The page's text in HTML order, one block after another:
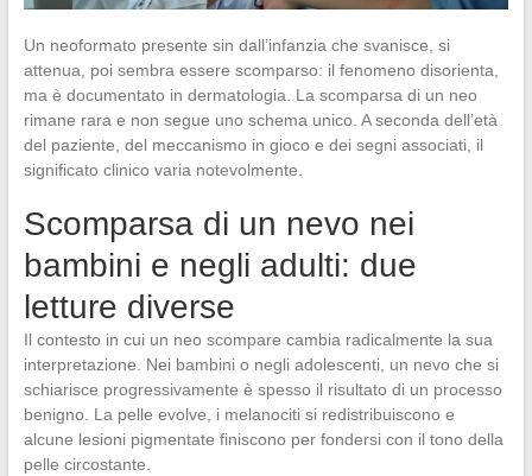
Un neoformato presente sin dall’infanzia che svanisce, si
attenua, poi sembra essere scomparso: il fenomeno disorienta,
ma è documentato in dermatologia. La scomparsa di un neo
rimane rara e non segue uno schema unico. A seconda dell’età
del paziente, del meccanismo in gioco e dei segni associati, il
significato clinico varia notevolmente.
Scomparsa di un nevo nei
bambini e negli adulti: due
letture diverse
Il contesto in cui un neo scompare cambia radicalmente la sua
interpretazione. Nei bambini o negli adolescenti, un nevo che si
schiarisce progressivamente è spesso il risultato di un processo
benigno. La pelle evolve, i melanociti si redistribuiscono e
alcune lesioni pigmentate finiscono per fondersi con il tono della
pelle circostante.